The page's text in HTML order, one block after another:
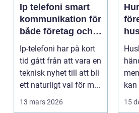
Ip telefoni smart
kommunikation för
både företag och
privatpersoner
Ip-telefoni har på kort
tid gått från att vara en
teknisk nyhet till att bli
ett naturligt val för m...
13 mars 2026
f&o...
15